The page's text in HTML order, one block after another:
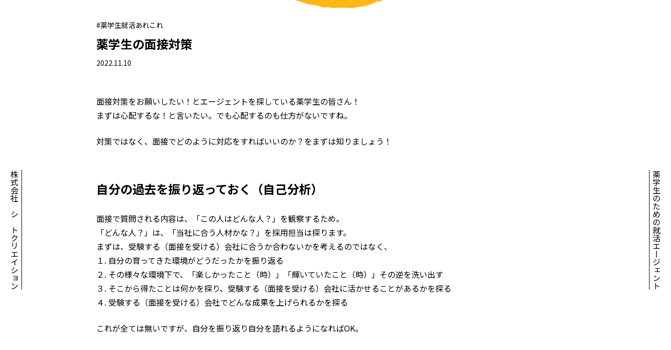
株式会社アシアトクリエイション 薬学生のための就活エージェント
#薬学生就活あれこれ
薬学生の面接対策
2022.11.10
面接対策をお願いしたい！とエージェントを探している薬学生の皆さん！
まずは心配するな！と言いたい。でも心配するのも仕方がないですね。
対策ではなく、面接でどのように対応をすればいいのか？をまずは知りましょう！
自分の過去を振り返っておく（自己分析）
面接で質問される内容は、「この人はどんな人？」を観察するため。
「どんな人？」は、「当社に合う人材かな？」を採用担当は探ります。
まずは、受験する（面接を受ける）会社に合うか合わないかを考えるのではなく、
１. 自分の育ってきた環境がどうだったかを振り返る
２. その様々な環境下で、「楽しかったこと（時）」「輝いていたこと（時）」その逆を洗い出す
３. そこから得たことは何かを探り、受験する（面接を受ける）会社に活かせることがあるかを探る
４. 受験する（面接を受ける）会社でどんな成果を上げられるかを探る
これが全ては無いですが、自分を振り返り自分を語れるようになればOK。